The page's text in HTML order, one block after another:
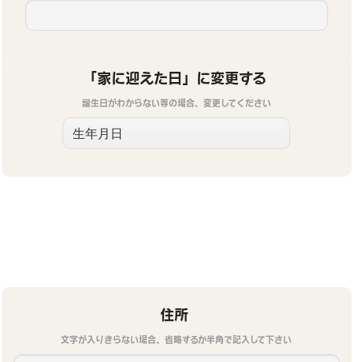
「家に迎えた日」に変更する
誕生日がわからない等の場合、変更してください
住所
文字が入りきらない場合、省略するか半角で記入して下さい